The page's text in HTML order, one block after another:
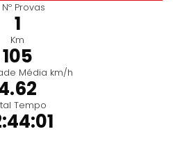
Provas
1
Km
105
Média km/h
Tempo